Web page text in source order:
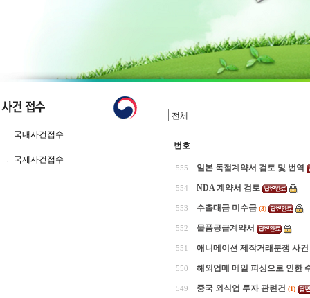
국내사건접수
국제사건접수
번호
555 일본 독점계약서 검토 및 번역
554 NDA 계약서 검토
553 수출대금 미수금 (3)
552 물품공급계약서
551 애니메이션 제작거래분쟁 사
550 해외업메 메일 피싱으로 인한
549 중국 외식업 투자 관련건 (1)